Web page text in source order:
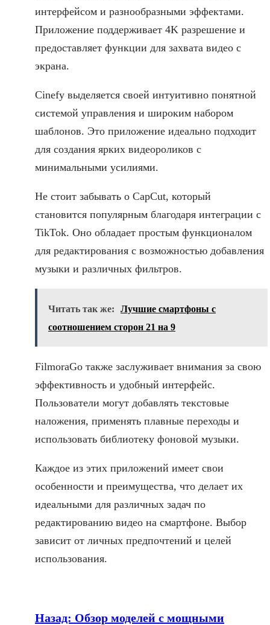
интерфейсом и разнообразными эффектами.
Приложение поддерживает 4K разрешение и
предоставляет функции для захвата видео с
экрана.
Cinefy выделяется своей интуитивно понятной
системой управления и широким набором
шаблонов. Это приложение идеально подходит
для создания ярких видеороликов с
минимальными усилиями.
Не стоит забывать о CapCut, который
становится популярным благодаря интеграции с
TikTok. Оно обладает простым функционалом
для редактирования с возможностью добавления
музыки и различных фильтров.
Читать так же:
Лучшие смартфоны с
соотношением сторон 21 на 9
FilmoraGo также заслуживает внимания за свою
эффективность и удобный интерфейс.
Пользователи могут добавлять текстовые
наложения, применять плавные переходы и
использовать библиотеку фоновой музыки.
Каждое из этих приложений имеет свои
особенности и преимущества, что делает их
идеальными для различных задач по
редактированию видео на смартфоне. Выбор
зависит от личных предпочтений и целей
использования.
Назад: Обзор моделей с мощными